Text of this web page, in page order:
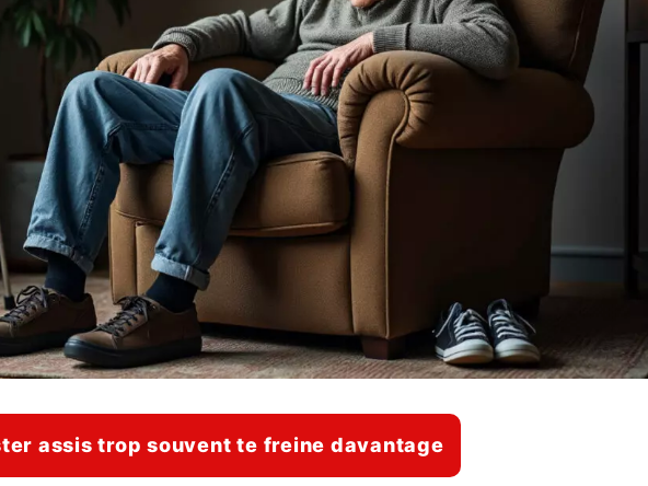
assis trop souvent te freine davantage